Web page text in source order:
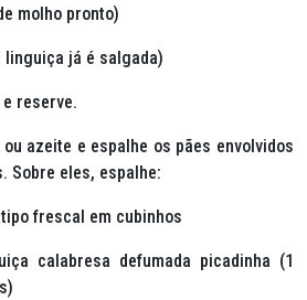
molho pronto)
linguiça já é salgada)
reserve.
azeite e espalhe os pães envolvidos
Sobre eles, espalhe:
frescal em cubinhos
calabresa defumada picadinha (1